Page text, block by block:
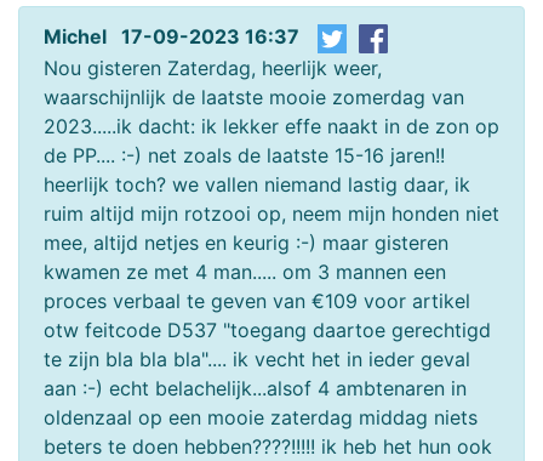
Michel 17-09-2023 16:37
Nou gisteren Zaterdag, heerlijk weer,
waarschijnlijk de laatste mooie zomerdag van
2023.....ik dacht: ik lekker effe naakt in de zon op
de PP.... :-) net zoals de laatste 15-16 jaren!!
heerlijk toch? we vallen niemand lastig daar, ik
ruim altijd mijn rotzooi op, neem mijn honden niet
mee, altijd netjes en keurig :-) maar gisteren
kwamen ze met 4 man..... om 3 mannen een
proces verbaal te geven van €109 voor artikel
otw feitcode D537 "toegang daartoe gerechtigd
te zijn bla bla bla".... ik vecht het in ieder geval
aan :-) echt belachelijk...alsof 4 ambtenaren in
oldenzaal op een mooie zaterdag middag niets
beters te doen hebben????!!!!! ik heb het hun ook